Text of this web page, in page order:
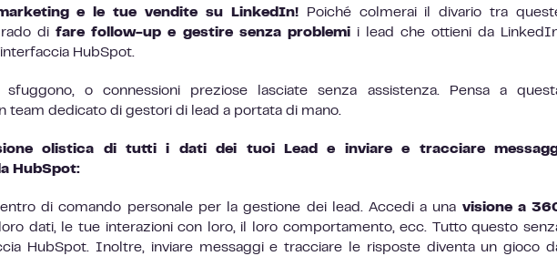
e le tue vendite su LinkedIn!Poiché colmerai il divario tra
difare follow-up e gestire senza problemii lead che ottieni da
HubSpot.
o connessioni preziose lasciate senza assistenza. Pensa a
team dedicato di gestori di lead a portata di mano.
olistica di tutti i dati dei tuoi Lead e inviare e tracciare
HubSpot:
di comando personale per la gestione dei lead. Accedi a una visione a
dati, le tue interazioni con loro, il loro comportamento, ecc. Tutto questo
HubSpot. Inoltre, inviare messaggi e tracciare le risposte diventa un gioco